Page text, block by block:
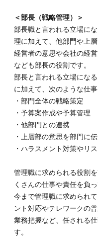
する
ため
にで
きる
こと
はま
だま
だあ
る！
＜部長（戦略管理）＞
部長職と言われる立場に
理に加えて、他部門や上
経営者の意思や会社の経
なども部長の役割です。
部長と言われる立場にな
に加えて、次のような仕
・部門全体の戦略策定
・予算案作成や予算管理
・他部門との連携
・上層部の意思を部門に
・ハラスメント対策やリ
管理職に求められる役割
くさんの仕事や責任を負
今まで管理職に求められ
ント対応やテレワークの
業務把握など、任される
す。